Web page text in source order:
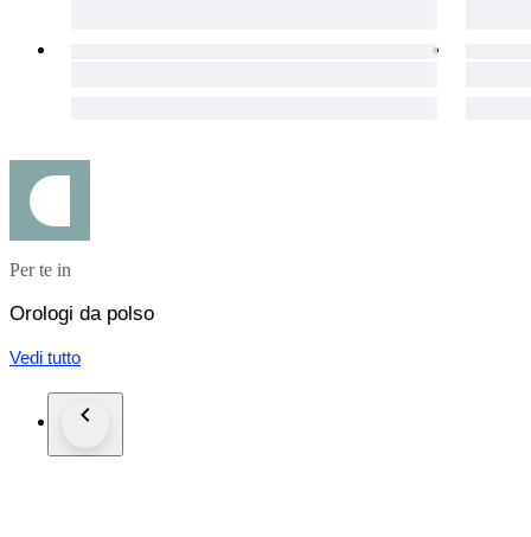
Per te in
Orologi da polso
Vedi tutto